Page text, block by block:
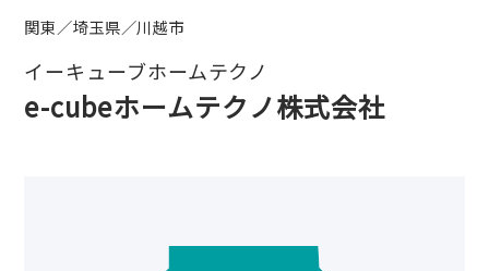
関東／埼玉県／川越市
イーキューブホームテクノ
e-cubeホームテクノ株式会社